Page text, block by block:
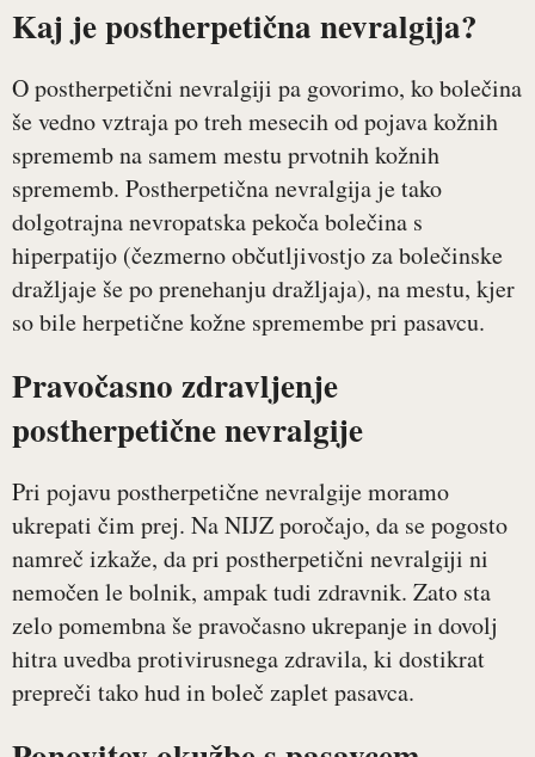
Kaj je postherpetična nevralgija?
O postherpetični nevralgiji pa govorimo, ko bolečina
še vedno vztraja po treh mesecih od pojava kožnih
sprememb na samem mestu prvotnih kožnih
sprememb. Postherpetična nevralgija je tako
dolgotrajna nevropatska pekoča bolečina s
hiperpatijo (čezmerno občutljivostjo za bolečinske
dražljaje še po prenehanju dražljaja), na mestu, kjer
so bile herpetične kožne spremembe pri pasavcu.
Pravočasno zdravljenje
postherpetične nevralgije
Pri pojavu postherpetične nevralgije moramo
ukrepati čim prej. Na NIJZ poročajo, da se pogosto
namreč izkaže, da pri postherpetični nevralgiji ni
nemočen le bolnik, ampak tudi zdravnik. Zato sta
zelo pomembna še pravočasno ukrepanje in dovolj
hitra uvedba protivirusnega zdravila, ki dostikrat
prepreči tako hud in boleč zaplet pasavca.